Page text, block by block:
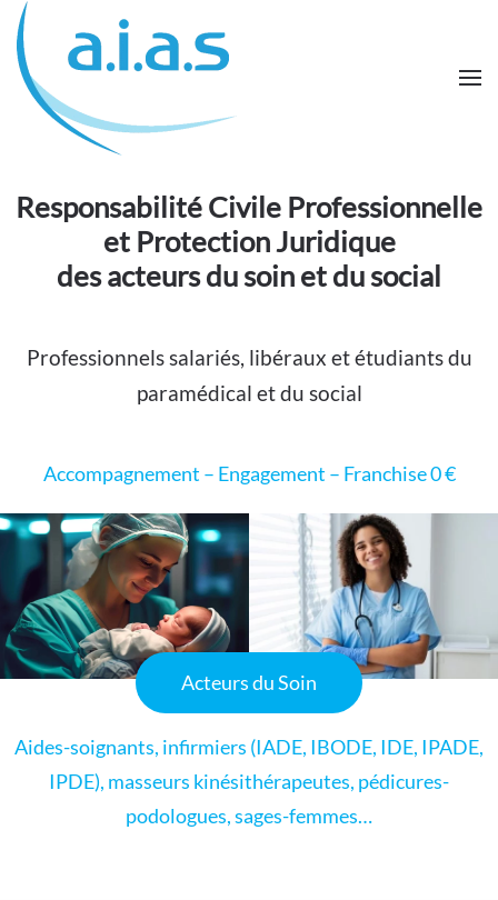
Passer au contenu principal
Responsabilité Civile Professionnelle
et Protection Juridique
des acteurs du soin et du social
Professionnels salariés, libéraux et étudiants du
paramédical et du social
Accompagnement – Engagement – Franchise 0 €
Acteurs du Soin
Aides-soignants, infirmiers (IADE, IBODE, IDE, IPADE,
IPDE), masseurs kinésithérapeutes, pédicures-
podologues, sages-femmes…